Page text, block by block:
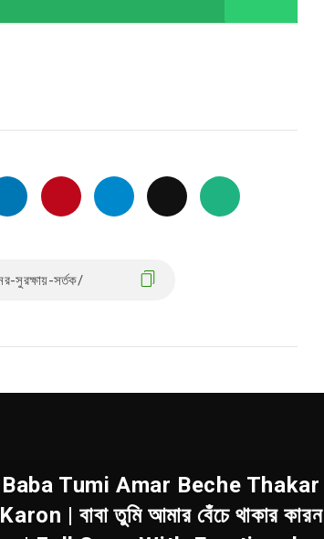
Baba Tumi Amar Beche Thakar
Karon | বাবা তুমি আমার বেঁচে থাকার কারন